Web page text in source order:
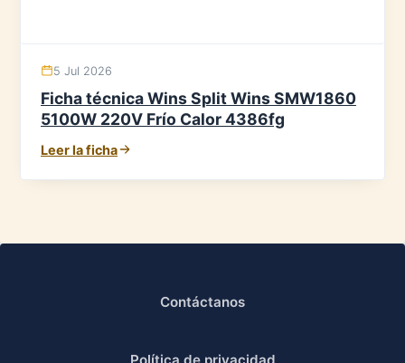
5 Jul 2026
Ficha técnica Wins Split Wins SMW1860
5100W 220V Frío Calor 4386fg
Leer la ficha
Contáctanos